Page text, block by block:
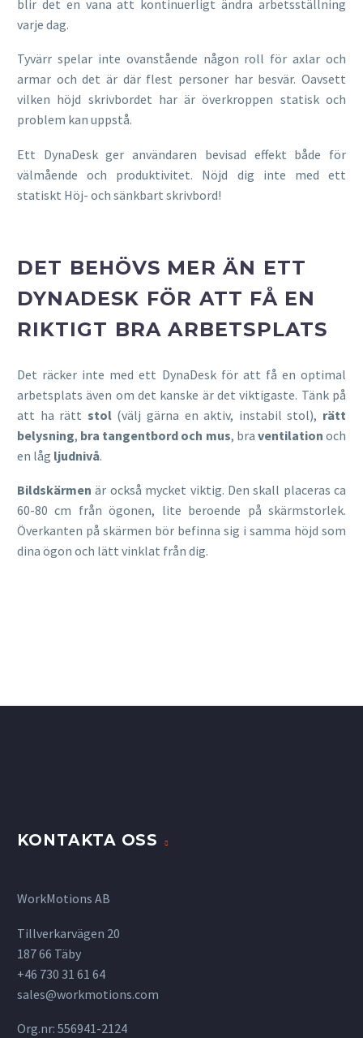
blir det en vana att kontinuerligt ändra arbetsställning
varje dag.
Tyvärr spelar inte ovanstående någon roll för axlar och
armar och det är där flest personer har besvär. Oavsett
vilken höjd skrivbordet har är överkroppen statisk och
problem kan uppstå.
Ett DynaDesk ger användaren bevisad effekt både för
välmående och produktivitet. Nöjd dig inte med ett
statiskt Höj- och sänkbart skrivbord!
DET BEHÖVS MER ÄN ETT
DYNADESK FÖR ATT FÅ EN
RIKTIGT BRA ARBETSPLATS
Det räcker inte med ett DynaDesk för att få en optimal
arbetsplats även om det kanske är det viktigaste. Tänk på
att ha rätt stol (välj gärna en aktiv, instabil stol), rätt
belysning, bra tangentbord och mus, bra ventilationoch
en låg ljudnivå.
Bildskärmenär också mycket viktig. Den skall placeras ca
60-80 cm från ögonen, lite beroende på skärmstorlek.
Överkanten på skärmen bör befinna sig i samma höjd som
dina ögon och lätt vinklat från dig.
KONTAKTA OSS
WorkMotions AB
Tillverkarvägen 20
187 66 Täby
+46 730 31 61 64
sales@workmotions.com
Org.nr: 556941-2124